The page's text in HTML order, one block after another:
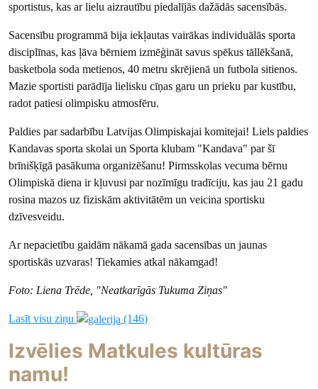
sportistus, kas ar lielu aizrautību piedalījās dažādās sacensībās.
Sacensību programmā bija iekļautas vairākas individuālās sporta
disciplīnas, kas ļāva bērniem izmēģināt savus spēkus tāllēkšanā,
basketbola soda metienos, 40 metru skrējienā un futbola sitienos.
Mazie sportisti parādīja lielisku cīņas garu un prieku par kustību,
radot patiesi olimpisku atmosfēru.
Paldies par sadarbību Latvijas Olimpiskajai komitejai! Liels paldies
Kandavas sporta skolai un Sporta klubam "Kandava" par šī
brīnišķīgā pasākuma organizēšanu! Pirmsskolas vecuma bērnu
Olimpiskā diena ir kļuvusi par nozīmīgu tradīciju, kas jau 21 gadu
rosina mazos uz fiziskām aktivitātēm un veicina sportisku
dzīvesveidu.
Ar nepacietību gaidām nākamā gada sacensības un jaunas
sportiskās uzvaras! Tiekamies atkal nākamgad!
Foto: Liena Trēde, "Neatkarīgās Tukuma Ziņas"
Lasīt visu ziņu (146)
Izvēlies Matkules kultūras
namu!